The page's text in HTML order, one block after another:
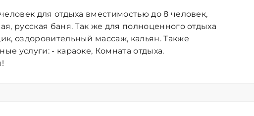
для отдыха вместимостью до 8 человек,
русская баня. Так же для полноценного отдыха
оздоровительный массаж, кальян. Также
услуги: - караоке, Комната отдыха.